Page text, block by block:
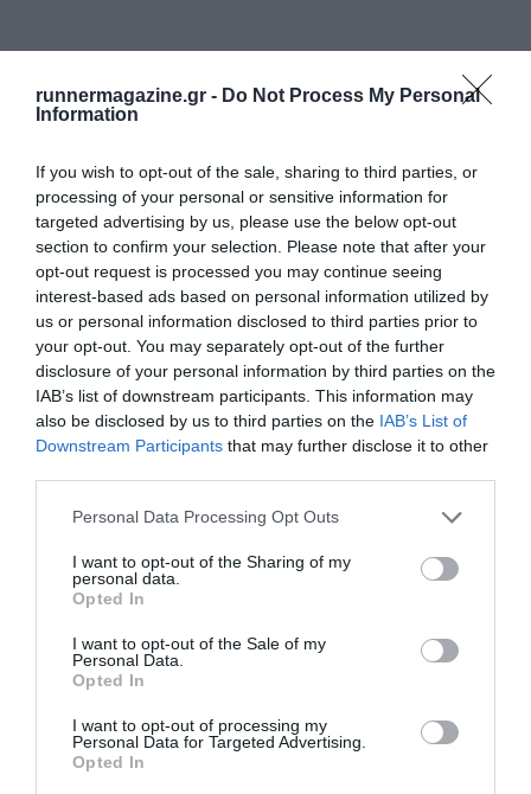
runnermagazine.gr - Do Not Process My Personal
Information
If you wish to opt-out of the sale, sharing to third parties, or
processing of your personal or sensitive information for
targeted advertising by us, please use the below opt-out
section to confirm your selection. Please note that after your
opt-out request is processed you may continue seeing
interest-based ads based on personal information utilized by
us or personal information disclosed to third parties prior to
your opt-out. You may separately opt-out of the further
disclosure of your personal information by third parties on the
IAB’s list of downstream participants. This information may
also be disclosed by us to third parties on the IAB’s List of
Downstream Participants that may further disclose it to other
Personal Data Processing Opt Outs
I want to opt-out of the Sharing of my
personal data.
Opted In
I want to opt-out of the Sale of my
Personal Data.
Opted In
I want to opt-out of processing my
Personal Data for Targeted Advertising.
Opted In